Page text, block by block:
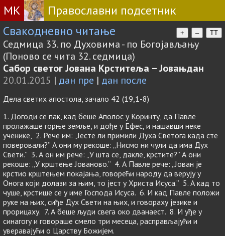
МК
Православни подсетник
Свакодневно читање
+ – TT
Седмица 33. по Духовима - по Богојављању
(Поново се чита 32. седмица)
Сабор светог Јована Крститеља – Јовањдан
20.01.2015 | дан пре | дан после
Дела светих апостола, зачало 42 (19,1-8)
1. Догоди се пак, кад беше Аполос у Коринту, да Павле
пролажаше горње земље, и дође у Ефес, и нашавши неке
ученике, 2. Рече им: „Јесте ли примили Духа Светога када сте
поверовали?” А они му рекоше: „Нисмо ни чули да има Дух
Свети.” 3. А он им рече: „У шта се, дакле, крстите?” А они
рекоше: „У крштење Јованово.” 4. А Павле рече: „Јован је
крстио крштењем покајања, говорећи народу да верују у
Онога који долази за њим, то јест у Христа Исуса.” 5. А кад то
чуше, крстише се у име Господа Исуса. 6. И кад Павле положи
руке на њих, сиђе Дух Свети на њих, и говораху језике и
прорицаху. 7. А беше људи свега око дванаест. 8. И уђе у
синагогу и говораше смело три месеца, расправљајући и
уверавајући о Царству Божијем.